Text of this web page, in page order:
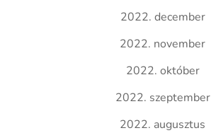
2022. december
2022. november
2022. október
2022. szeptember
2022. augusztus